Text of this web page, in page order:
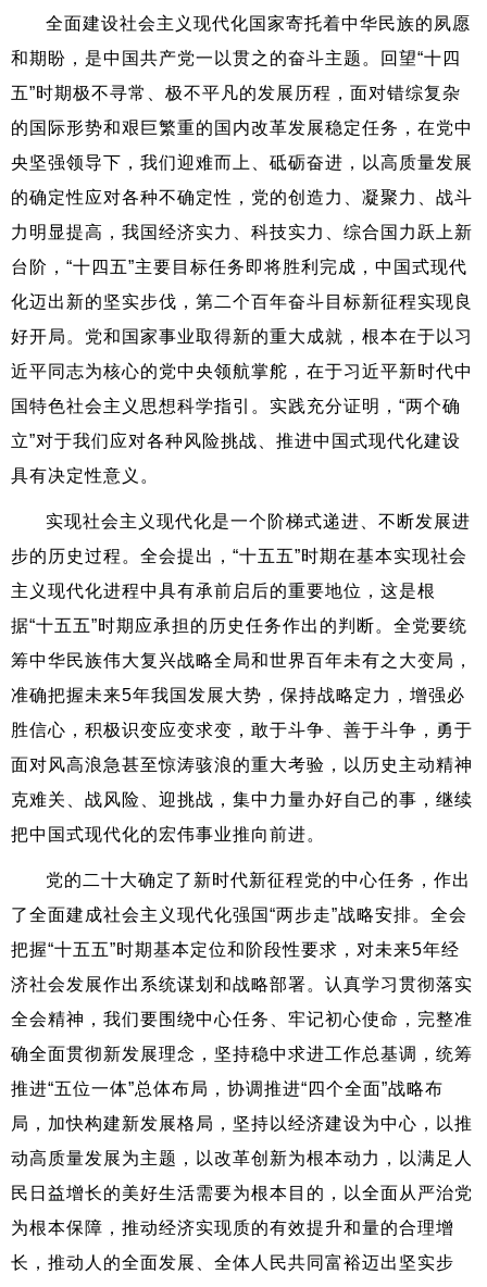
全面建设社会主义现代化国家寄托着中华民族的夙愿
和期盼，是中国共产党一以贯之的奋斗主题。回望“十四
五”时期极不寻常、极不平凡的发展历程，面对错综复杂
的国际形势和艰巨繁重的国内改革发展稳定任务，在党中
央坚强领导下，我们迎难而上、砥砺奋进，以高质量发展
的确定性应对各种不确定性，党的创造力、凝聚力、战斗
力明显提高，我国经济实力、科技实力、综合国力跃上新
台阶，“十四五”主要目标任务即将胜利完成，中国式现代
化迈出新的坚实步伐，第二个百年奋斗目标新征程实现良
好开局。党和国家事业取得新的重大成就，根本在于以习
近平同志为核心的党中央领航掌舵，在于习近平新时代中
国特色社会主义思想科学指引。实践充分证明，“两个确
立”对于我们应对各种风险挑战、推进中国式现代化建设
具有决定性意义。
实现社会主义现代化是一个阶梯式递进、不断发展进
步的历史过程。全会提出，“十五五”时期在基本实现社会
主义现代化进程中具有承前启后的重要地位，这是根
据“十五五”时期应承担的历史任务作出的判断。全党要统
筹中华民族伟大复兴战略全局和世界百年未有之大变局，
准确把握未来5年我国发展大势，保持战略定力，增强必
胜信心，积极识变应变求变，敢于斗争、善于斗争，勇于
面对风高浪急甚至惊涛骇浪的重大考验，以历史主动精神
克难关、战风险、迎挑战，集中力量办好自己的事，继续
把中国式现代化的宏伟事业推向前进。
党的二十大确定了新时代新征程党的中心任务，作出
了全面建成社会主义现代化强国“两步走”战略安排。全会
把握“十五五”时期基本定位和阶段性要求，对未来5年经
济社会发展作出系统谋划和战略部署。认真学习贯彻落实
全会精神，我们要围绕中心任务、牢记初心使命，完整准
确全面贯彻新发展理念，坚持稳中求进工作总基调，统筹
推进“五位一体”总体布局，协调推进“四个全面”战略布
局，加快构建新发展格局，坚持以经济建设为中心，以推
动高质量发展为主题，以改革创新为根本动力，以满足人
民日益增长的美好生活需要为根本目的，以全面从严治党
为根本保障，推动经济实现质的有效提升和量的合理增
长，推动人的全面发展、全体人民共同富裕迈出坚实步